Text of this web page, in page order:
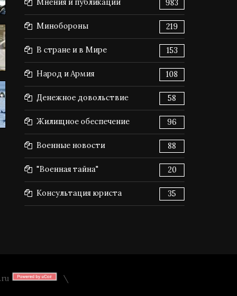
Мнения и публикации 983
Минобороны 219
В стране и в Мире 153
Народ и Армия 108
Денежное довольствие 58
Жилищное обеспечение 96
Военные новости 88
"Военная тайна" 20
Консультация юриста 35